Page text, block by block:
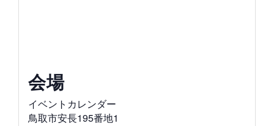
会場
イベントカレンダー
鳥取市安長195番地1